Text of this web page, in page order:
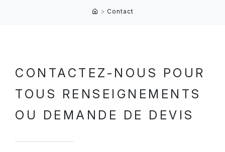
> Contact
CONTACTEZ-NOUS POUR
TOUS RENSEIGNEMENTS
OU DEMANDE DE DEVIS